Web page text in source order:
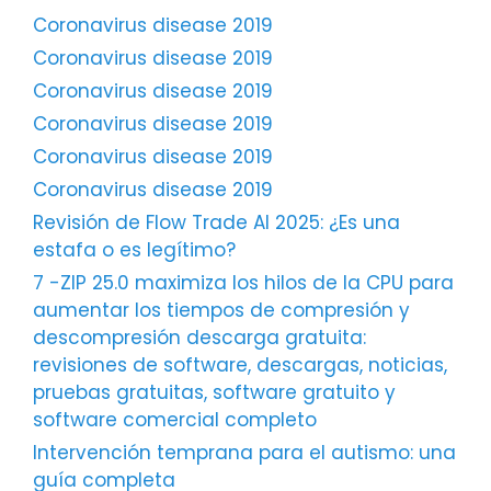
Coronavirus disease 2019
Coronavirus disease 2019
Coronavirus disease 2019
Coronavirus disease 2019
Coronavirus disease 2019
Coronavirus disease 2019
Revisión de Flow Trade AI 2025: ¿Es una
estafa o es legítimo?
7 -ZIP 25.0 maximiza los hilos de la CPU para
aumentar los tiempos de compresión y
descompresión descarga gratuita:
revisiones de software, descargas, noticias,
pruebas gratuitas, software gratuito y
software comercial completo
Intervención temprana para el autismo: una
guía completa